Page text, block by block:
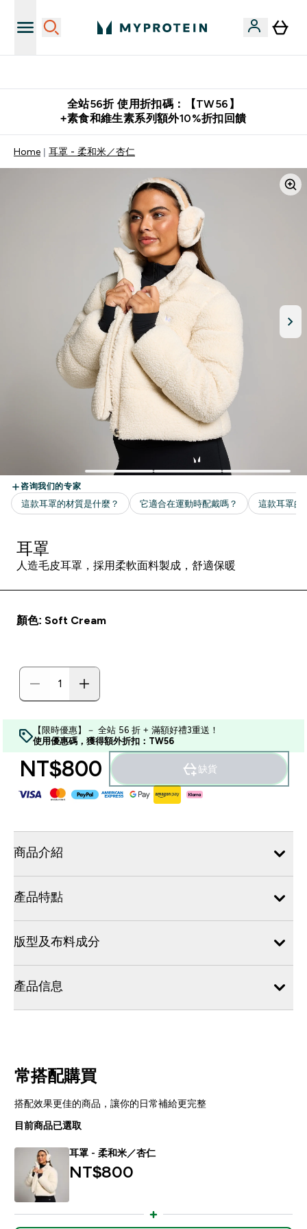
全站56折 使用折扣碼：【TW56】
+素食和維生素系列額外10%折扣回饋
Home 耳罩 - 柔和米／杏仁
耳罩
人造毛皮耳罩，採用柔軟面料製成，舒適保暖
顏色: Soft Cream
【限時優惠】－ 全站 56 折 + 滿額好禮3重送！
使用優惠碼，獲得額外折扣：TW56
NT$800‎ 缺貨
商品介紹
產品特點
版型及布料成分
產品信息
常搭配購買
搭配效果更佳的商品，讓你的日常補給更完整
目前商品已選取
耳罩 - 柔和米／杏仁
NT$800‎